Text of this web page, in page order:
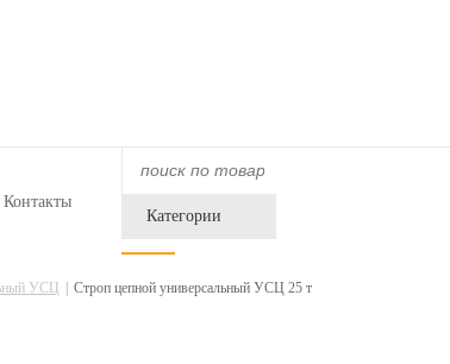
Контакты
Категории
УСЦ Строп цепной универсальный УСЦ 25 т